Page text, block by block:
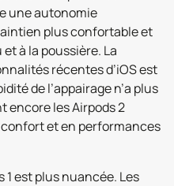
une autonomie
plus confortable et
à la poussière. La
récentes d’iOS est
de l’appairage n’a plus
encore les Airpods 2
et en performances
1 est plus nuancée. Les